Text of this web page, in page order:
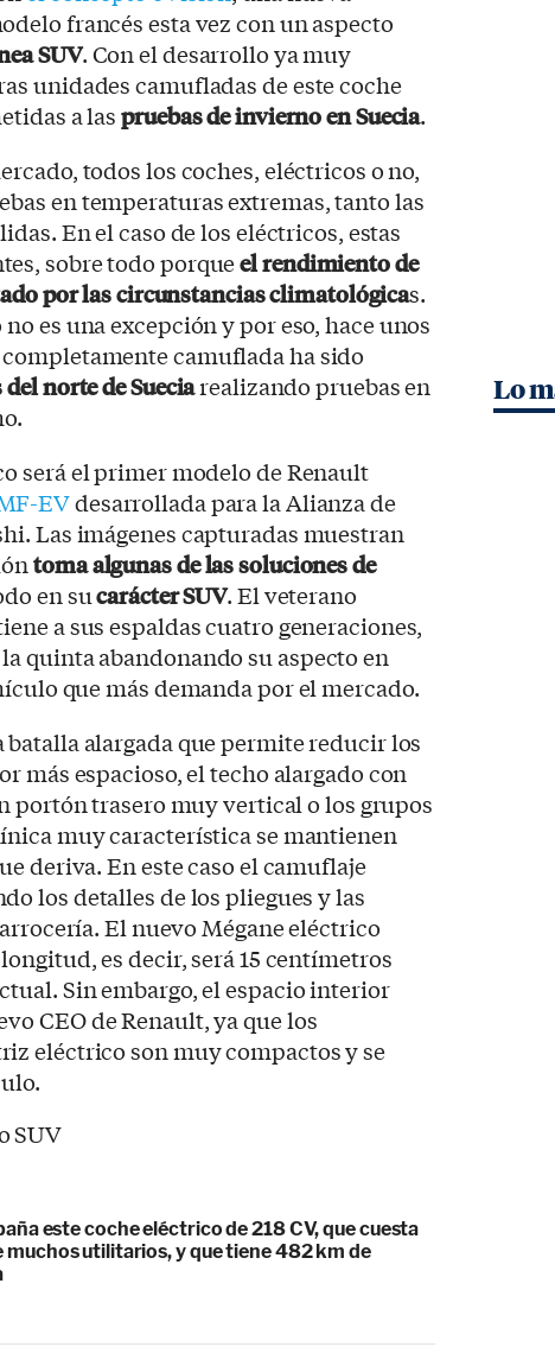
francés esta vez con un aspecto
SUV. Con el desarrollo ya muy
unidades camufladas de este coche
a laspruebas de invierno en Suecia.
todos los coches, eléctricos o no,
en temperaturas extremas, tanto las
En el caso de los eléctricos, estas
sobre todo porqueel rendimiento de
por las circunstancias climatológicas.
es una excepción y por eso, hace unos
camuflada ha sido
norte de Sueciarealizando pruebas en
será el primer modelo de Renault
EVdesarrollada para la Alianza de
Las imágenes capturadas muestran
toma algunas de las soluciones de
en sucarácter SUV. El veterano
a sus espaldas cuatro generaciones,
quinta abandonando su aspecto en
que más demanda por el mercado.
batalla alargada que permite reducir los
más espacioso, el techo alargado con
portón trasero muy vertical o los grupos
muy característica se mantienen
deriva. En este caso el camuflaje
los detalles de los pliegues y las
El nuevo Mégane eléctrico
es decir, será 15 centímetros
Sin embargo, el espacio interior
CEO de Renault, ya que los
eléctrico son muy compactos y se
este coche eléctrico de 218 CV, que cuesta
muchos utilitarios, y que tiene 482 km de
Lo